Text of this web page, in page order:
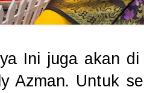
Ini juga akan
Azman. Untuk